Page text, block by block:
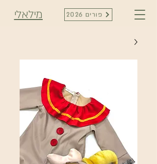
מילאלי פורים 2026